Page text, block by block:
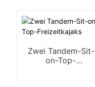
Zwei Tandem-Sit-
on-Top-